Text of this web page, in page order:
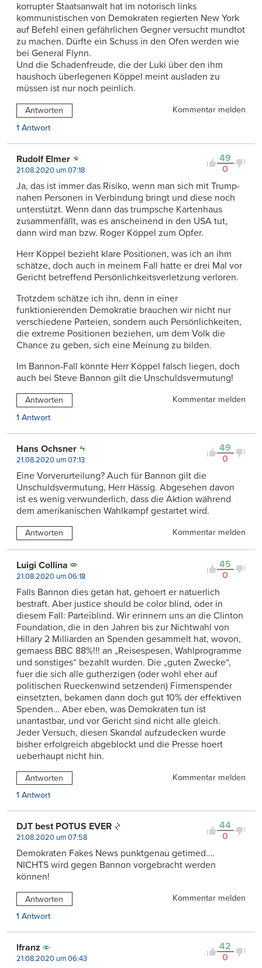
korrupter Staatsanwalt hat im notorisch links
kommunistischen von Demokraten regierten New York
auf Befehl einen gefährlichen Gegner versucht mundtot
zu machen. Dürfte ein Schuss in den Ofen werden wie
bei General Flynn.
Und die Schadenfreude, die der Luki über den ihm
haushoch überlegenen Köppel meint ausladen zu
müssen ist nur noch peinlich.
Antworten
Kommentar melden
1 Antwort
49
0
Rudolf Elmer
21.08.2020 um 07:18
Ja, das ist immer das Risiko, wenn man sich mit Trump-
nahen Personen in Verbindung bringt und diese noch
unterstützt. Wenn dann das trumpsche Kartenhaus
zusammenfällt, was es anscheinend in den USA tut,
dann wird man bzw. Roger Köppel zum Opfer.
Herr Köppel bezieht klare Positionen, was ich an ihm
schätze, doch auch in meinem Fall hatte er drei Mal vor
Gericht betreffend Persönlichkeitsverletzung verloren.
Trotzdem schätze ich ihn, denn in einer
funktionierenden Demokratie brauchen wir nicht nur
verschiedene Parteien, sondern auch Persönlichkeiten,
die extreme Positionen beziehen, um dem Volk die
Chance zu geben, sich eine Meinung zu bilden.
Im Bannon-Fall könnte Herr Köppel falsch liegen, doch
auch bei Steve Bannon gilt die Unschuldsvermutung!
Antworten
Kommentar melden
1 Antwort
49
0
Hans Ochsner
21.08.2020 um 07:13
Eine Vorverurteilung? Auch für Bannon gilt die
Unschuldsvermutung, Herr Hässig. Abgesehen davon
ist es wenig verwunderlich, dass die Aktion während
dem amerikanischen Wahlkampf gestartet wird.
Antworten Kommentar melden
45
0
Luigi Collina
21.08.2020 um 06:18
Falls Bannon dies getan hat, gehoert er natuerlich
bestraft. Aber justice should be color blind, oder in
diesem Fall: Parteiblind. Wir erinnern uns an die Clinton
Foundation, die in den Jahren bis zur Nichtwahl von
Hillary 2 Milliarden an Spenden gesammelt hat, wovon,
gemaess BBC 88%!!! an „Reisespesen, Wahlprogramme
und sonstiges“ bezahlt wurden. Die „guten Zwecke“,
fuer die sich alle gutherzigen (oder wohl eher auf
politischen Rueckenwind setzenden) Firmenspender
einsetzten, bekamen dann doch gut 10% der effektiven
Spenden… Aber eben, was Demokraten tun ist
unantastbar, und vor Gericht sind nicht alle gleich.
Jeder Versuch, diesen Skandal aufzudecken wurde
bisher erfolgreich abgeblockt und die Presse hoert
ueberhaupt nicht hin.
Antworten
Kommentar melden
1 Antwort
44
0
DJT best POTUS EVER
21.08.2020 um 07:58
Demokraten Fakes News punktgenau getimed….
NICHTS wird gegen Bannon vorgebracht werden
können!
Antworten
Kommentar melden
1 Antwort
42
0
lfranz
21.08.2020 um 06:43